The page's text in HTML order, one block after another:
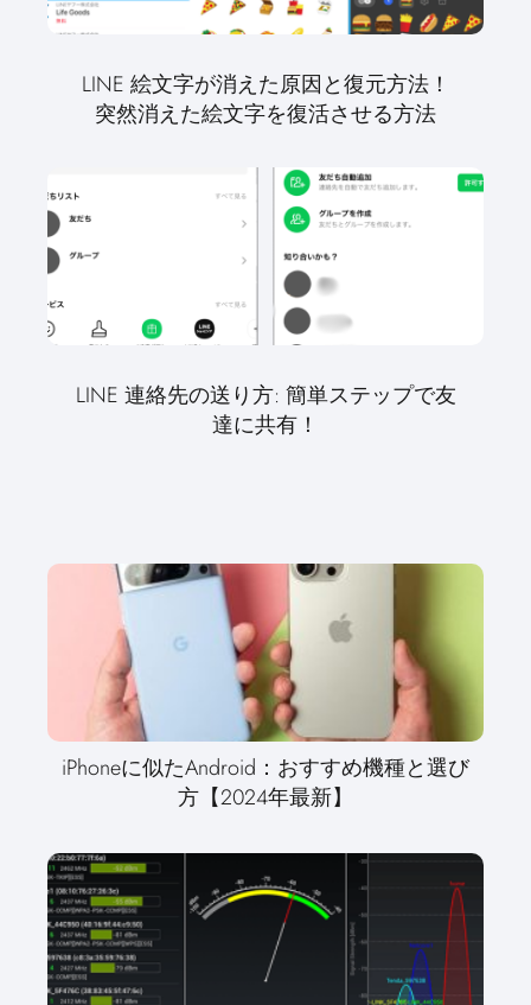
LINE 絵文字が消えた原因と復元方法！
突然消えた絵文字を復活させる方法
LINE 連絡先の送り方: 簡単ステップで友
達に共有！
iPhoneに似たAndroid：おすすめ機種と選び
方【2024年最新】